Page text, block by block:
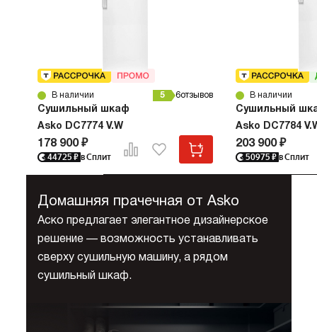
Домашняя прачечная от Asko
Аско предлагает элегантное дизайнерское
решение — возможность устанавливать
сверху сушильную машину, а рядом
сушильный шкаф.
В наличии 5 6отзывов
Сушильный шкаф
Asko DC7774 V.W
178 900 ₽
44725 ₽ в Сплит
В наличии
Сушильный
Asko DC7784
203 900 ₽
50975 ₽ в Сплит